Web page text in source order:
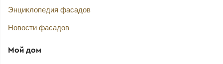
Энциклопедия фасадов
Новости фасадов
Мой дом